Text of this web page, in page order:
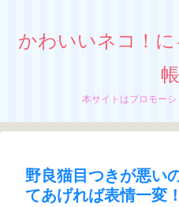
かわいいネコ！
帳
本サイトはプロモー
野良猫目つきが悪い
てあげれば表情一変！